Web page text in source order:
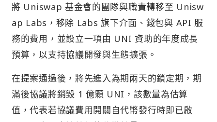
將 Uniswap 基金會的團隊與職責轉移至 Unisw
ap Labs，移除 Labs 旗下介面、錢包與 API 服
務的費用，並設立一項由 UNI 資助的年度成長
預算，以支持協議開發與生態擴張。
在提案通過後，將先進入為期兩天的鎖定期，期
滿後協議將銷毀 1 億顆 UNI，該數量為估算
值，代表若協議費用開關自代幣發行時即已啟